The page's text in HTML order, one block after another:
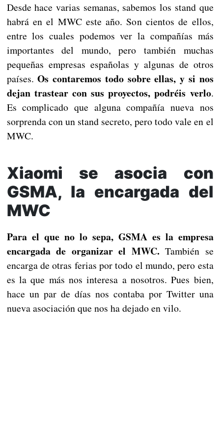
Desde hace varias semanas, sabemos los stand que
habrá en el MWC este año. Son cientos de ellos,
entre los cuales podemos ver la compañías más
importantes del mundo, pero también muchas
pequeñas empresas españolas y algunas de otros
países.Os contaremos todo sobre ellas, y si nos
dejan trastear con sus proyectos, podréis verlo.
Es complicado que alguna compañía nueva nos
sorprenda con un stand secreto, pero todo vale en el
MWC.
Xiaomi se asocia con
GSMA, la encargada del
MWC
Para el que no lo sepa, GSMA es la empresa
encargada de organizar el MWC. También se
encarga de otras ferias por todo el mundo, pero esta
es la que más nos interesa a nosotros. Pues bien,
hace un par de días nos contaba por Twitter una
nueva asociación que nos ha dejado en vilo.